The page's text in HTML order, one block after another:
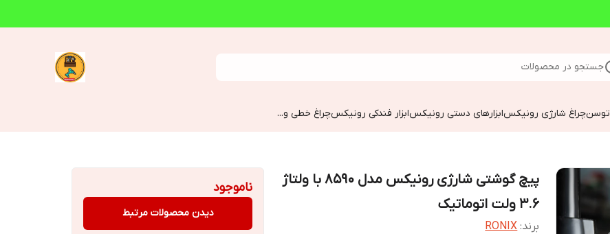
جستجو در محصولات
توسنچراغ شارژی رونیکسابزارهای دستی رونیکسابزار فندکی رونیکسچراغ خطی و...
پیچ گوشتی شارژی رونیکس مدل 8590 با ولتاژ
۳.۶ ولت اتوماتیک
برند: RONIX
ناموجود
دیدن محصولات مرتبط